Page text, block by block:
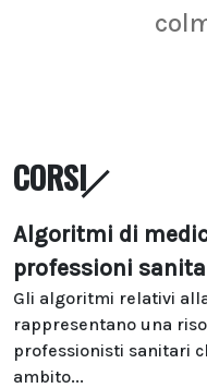
CORSI
Algoritmi di
professioni
Gli algoritmi relativi
rappresentano una
professionisti sanitari
ambito...